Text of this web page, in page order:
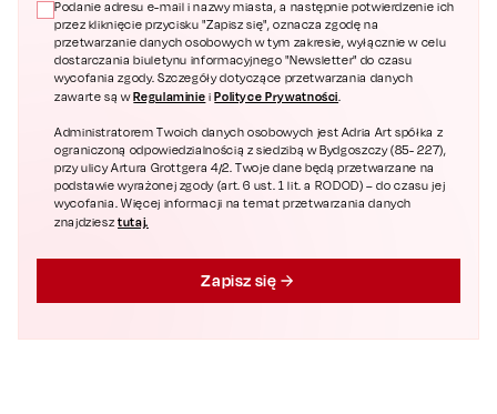
Podanie adresu e-mail i nazwy miasta, a następnie potwierdzenie ich
przez kliknięcie przycisku "Zapisz się", oznacza zgodę na
przetwarzanie danych osobowych w tym zakresie, wyłącznie w celu
dostarczania biuletynu informacyjnego "Newsletter" do czasu
wycofania zgody. Szczegóły dotyczące przetwarzania danych
zawarte są wRegulaminie i Polityce Prywatności.
Administratorem Twoich danych osobowych jest Adria Art spółka z
ograniczoną odpowiedzialnością z siedzibą w Bydgoszczy (85- 227),
przy ulicy Artura Grottgera 4/2. Twoje dane będą przetwarzane na
podstawie wyrażonej zgody (art. 6 ust. 1 lit. a RODOD) – do czasu jej
wycofania. Więcej informacji na temat przetwarzania danych
znajdziesztutaj.
Zapisz się